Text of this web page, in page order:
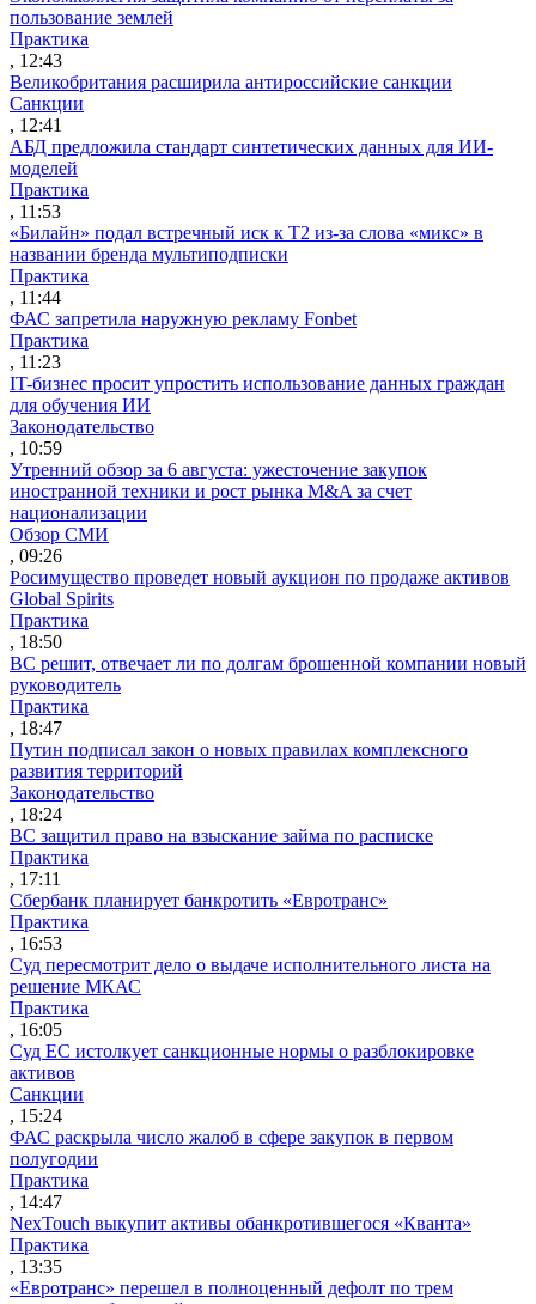
пользование землей
Практика
, 12:43
Великобритания расширила антироссийские санкции
Санкции
, 12:41
АБД предложила стандарт синтетических данных для ИИ-
моделей
Практика
, 11:53
«Билайн» подал встречный иск к Т2 из-за слова «микс» в
названии бренда мультиподписки
Практика
, 11:44
ФАС запретила наружную рекламу Fonbet
Практика
, 11:23
IT-бизнес просит упростить использование данных граждан
для обучения ИИ
Законодательство
, 10:59
Утренний обзор за 6 августа: ужесточение закупок
иностранной техники и рост рынка M&A за счет
национализации
Обзор СМИ
, 09:26
Росимущество проведет новый аукцион по продаже активов
Global Spirits
Практика
, 18:50
ВС решит, отвечает ли по долгам брошенной компании новый
руководитель
Практика
, 18:47
Путин подписал закон о новых правилах комплексного
развития территорий
Законодательство
, 18:24
ВС защитил право на взыскание займа по расписке
Практика
, 17:11
Сбербанк планирует банкротить «Евротранс»
Практика
, 16:53
Суд пересмотрит дело о выдаче исполнительного листа на
решение МКАС
Практика
, 16:05
Суд ЕС истолкует санкционные нормы о разблокировке
активов
Санкции
, 15:24
ФАС раскрыла число жалоб в сфере закупок в первом
полугодии
Практика
, 14:47
NexTouch выкупит активы обанкротившегося «Кванта»
Практика
, 13:35
«Евротранс» перешел в полноценный дефолт по трем